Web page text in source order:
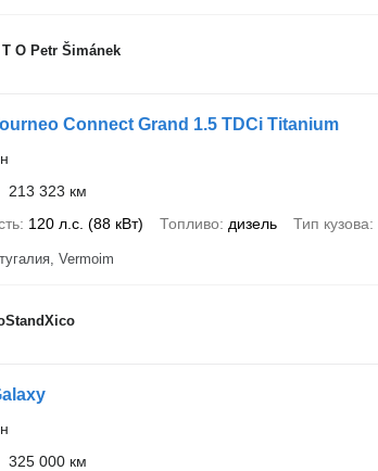
O Petr Šimánek
Connect Grand 1.5 TDCi Titanium
213 323 км
120 л.с. (88 кВт) Топливо дизель Тип кузова
Vermoim
325 000 км